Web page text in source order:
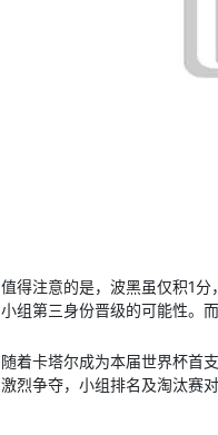
值得注意的是，波黑虽仅积1
小组第三身份晋级的可能性。
随着卡塔尔成为本届世界杯首
激烈争夺，小组排名及淘汰赛